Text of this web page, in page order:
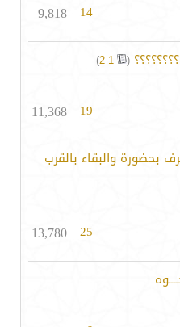
14
9,818
(
1
2
)
19
11,368
بحضورة والبقاء بالقرب
25
13,780